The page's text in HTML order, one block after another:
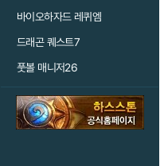
바이오하자드 레퀴엠
드래곤 퀘스트7
풋볼 매니저26